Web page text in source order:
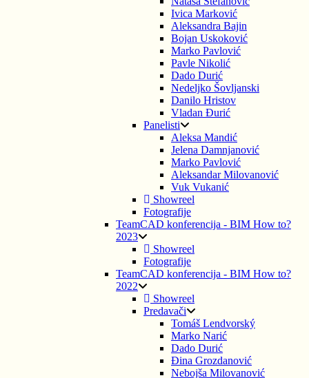
Ivica Marković
Aleksandra Bajin
Bojan Uskoković
Marko Pavlović
Pavle Nikolić
Dado Durić
Nedeljko Šovljanski
Danilo Hristov
Vladan Đurić
Panelisti
Aleksa Mandić
Jelena Damnjanović
Marko Pavlović
Aleksandar Milovanović
Vuk Vukanić
Showreel
Fotografije
TeamCAD konferencija - BIM How to?
2023
Showreel
Fotografije
TeamCAD konferencija - BIM How to?
2022
Showreel
Predavači
Tomáš Lendvorský
Marko Narić
Dado Durić
Đina Grozdanović
Nebojša Milovanović